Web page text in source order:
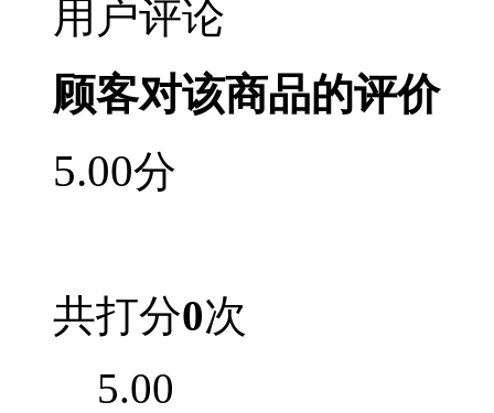
用户评论
顾客对该商品的评价
5.00分
共打分0次
5.00